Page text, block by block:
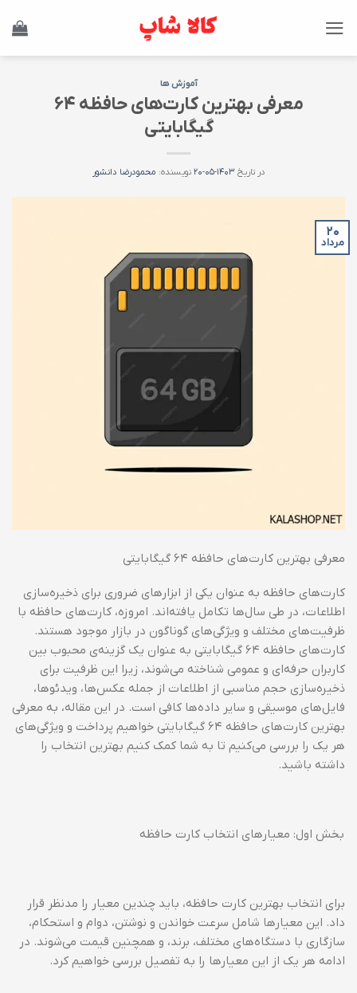
آموزش ها
معرفی بهترین کارت‌های حافظه ۶۴
گیگابایتی
در تاریخ ۱۴۰۳-۰۵-۲۰ نویسنده: محمودرضا دانشور
۲۰
مرداد
معرفی بهترین کارت‌های حافظه ۶۴ گیگابایتی
کارت‌های حافظه به عنوان یکی از ابزارهای ضروری برای ذخیره‌سازی
اطلاعات، در طی سال‌ها تکامل یافته‌اند. امروزه، کارت‌های حافظه با
ظرفیت‌های مختلف و ویژگی‌های گوناگون در بازار موجود هستند.
کارت‌های حافظه ۶۴ گیگابایتی به عنوان یک گزینه‌ی محبوب بین
کاربران حرفه‌ای و عمومی شناخته می‌شوند، زیرا این ظرفیت برای
ذخیره‌سازی حجم مناسبی از اطلاعات از جمله عکس‌ها، ویدئوها،
فایل‌های موسیقی و سایر داده‌ها کافی است. در این مقاله، به معرفی
بهترین کارت‌های حافظه ۶۴ گیگابایتی خواهیم پرداخت و ویژگی‌های
هر یک را بررسی می‌کنیم تا به شما کمک کنیم بهترین انتخاب را
داشته باشید.
بخش اول: معیارهای انتخاب کارت حافظه
برای انتخاب بهترین کارت حافظه، باید چندین معیار را مدنظر قرار
داد. این معیارها شامل سرعت خواندن و نوشتن، دوام و استحکام،
سازگاری با دستگاه‌های مختلف، برند، و همچنین قیمت می‌شوند. در
ادامه هر یک از این معیارها را به تفصیل بررسی خواهیم کرد.